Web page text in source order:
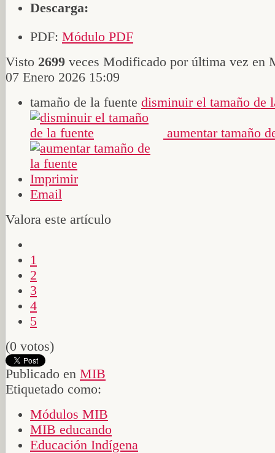
Descarga:
PDF: Módulo PDF
Visto 2699 veces Modificado por última vez en
07 Enero 2026 15:09
tamaño de la fuente disminuir el tamaño de
aumentar tamaño
Imprimir
Email
Valora este artículo
1
2
3
4
5
(0 votos)
Publicado en MIB
Etiquetado como:
Módulos MIB
MIB educando
Educación Indígena